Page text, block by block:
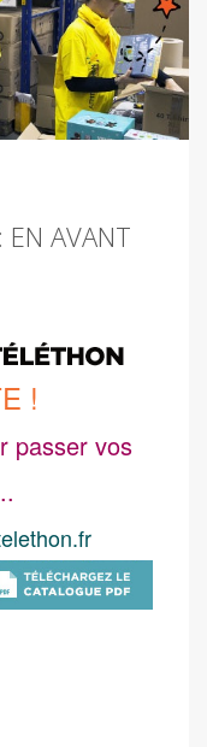
AVANT
!
passer vos